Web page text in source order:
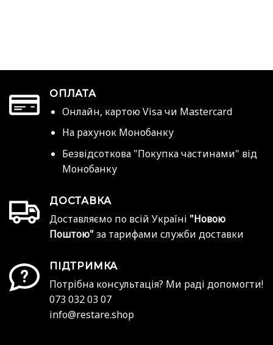
ОПЛАТА
Онлайн, картою Visa чи Mastercard
На рахунок Монобанку
Безвідсоткова "Покупка частинами" від
Монобанку
ДОСТАВКА
Доставляємо по всій Україні "Новою
Поштою" за тарифами служби доставки
ПІДТРИМКА
Потрібна консультація? Ми раді допомогти!
073 032 03 07
info@restare.shop